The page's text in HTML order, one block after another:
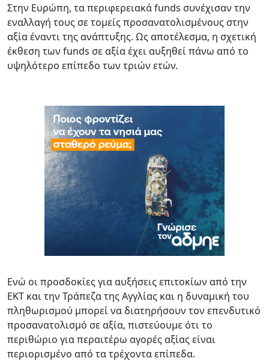
Στην Ευρώπη, τα περιφερειακά funds συνέχισαν την
εναλλαγή τους σε τομείς προσανατολισμένους στην
αξία έναντι της ανάπτυξης. Ως αποτέλεσμα, η σχετική
έκθεση των funds σε αξία έχει αυξηθεί πάνω από το
υψηλότερο επίπεδο των τριών ετών.
Ενώ οι προσδοκίες για αυξήσεις επιτοκίων από την
ΕΚΤ και την Τράπεζα της Αγγλίας και η δυναμική του
πληθωρισμού μπορεί να διατηρήσουν τον επενδυτικό
προσανατολισμό σε αξία, πιστεύουμε ότι το
περιθώριο για περαιτέρω αγορές αξίας είναι
περιορισμένο από τα τρέχοντα επίπεδα.